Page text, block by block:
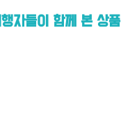
자들이 함께 본 상품